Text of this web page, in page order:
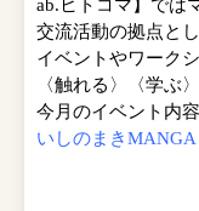
ab.ヒトコマ】 では
交流活動の拠点と
イベントやワーク
〈触れる〉〈学ぶ
今月のイベント内
いしのまき